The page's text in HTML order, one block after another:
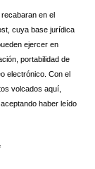
en el
cuya base jurídica
ejercer en
portabilidad de
electrónico. Con el
volcados aquí,
haber leído